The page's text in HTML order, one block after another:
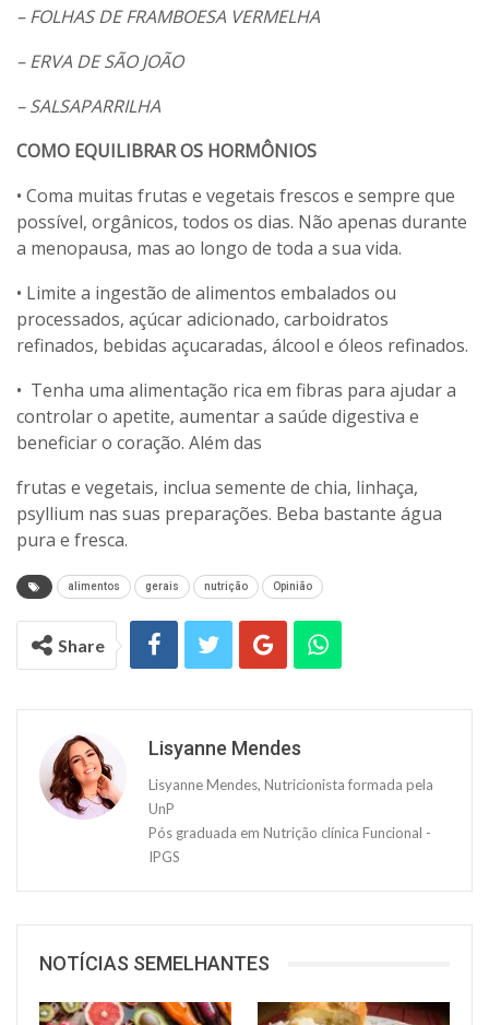
– FOLHAS DE FRAMBOESA VERMELHA
– ERVA DE SÃO JOÃO
– SALSAPARRILHA
COMO EQUILIBRAR OS HORMÔNIOS
• Coma muitas frutas e vegetais frescos e sempre que
possível, orgânicos, todos os dias. Não apenas durante
a menopausa, mas ao longo de toda a sua vida.
• Limite a ingestão de alimentos embalados ou
processados, açúcar adicionado, carboidratos
refinados, bebidas açucaradas, álcool e óleos refinados.
• Tenha uma alimentação rica em fibras para ajudar a
controlar o apetite, aumentar a saúde digestiva e
beneficiar o coração. Além das
frutas e vegetais, inclua semente de chia, linhaça,
psyllium nas suas preparações. Beba bastante água
pura e fresca.
alimentos gerais nutrição Opinião
Share
Lisyanne Mendes
Lisyanne Mendes, Nutricionista formada pela
UnP
Pós graduada em Nutrição clínica Funcional -
IPGS
NOTÍCIAS SEMELHANTES